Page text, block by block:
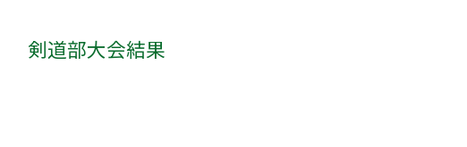
剣道部大会結果